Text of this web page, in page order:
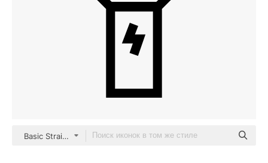
Basic Straight Lineal